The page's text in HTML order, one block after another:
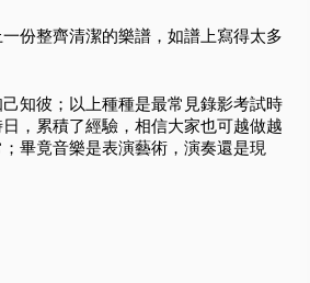
份整齊清潔的樂譜，如譜上寫得太多
知彼；以上種種是最常見錄影考試時
，累積了經驗，相信大家也可越做越
畢竟音樂是表演藝術，演奏還是現